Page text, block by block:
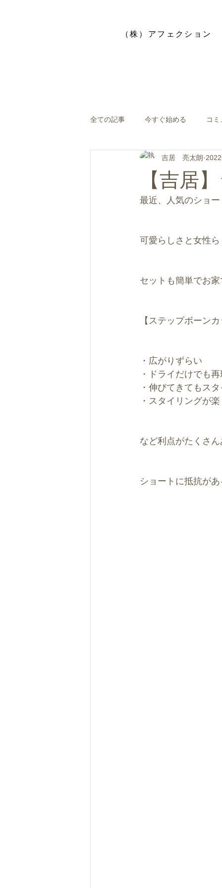
​（株）アフェクション
全ての記事 今すぐ始める コ
【吉居
吉居 亮太朗
最近、人気のショ
可愛らしさと女性
セットも簡単でお
【ステップボーン
・広がりずらい
・ドライだけでも
・伸びてきてもス
・スタイリングが楽
など利点がたくさ
ショートに抵抗が